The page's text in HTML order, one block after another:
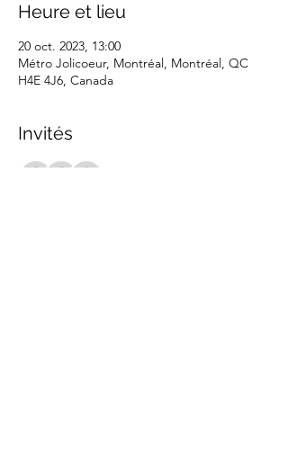
Heure et lieu
20 oct. 2023, 13:00
Métro Jolicoeur, Montréal, Montréal, QC
H4E 4J6, Canada
Invités